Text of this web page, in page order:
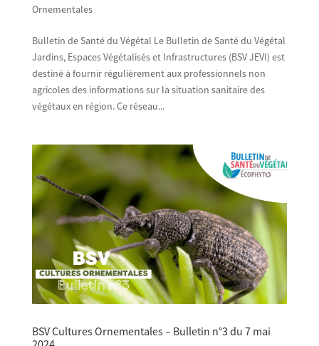
Ornementales
Bulletin de Santé du Végétal Le Bulletin de Santé du Végétal
Jardins, Espaces Végétalisés et Infrastructures (BSV JEVI) est
destiné à fournir régulièrement aux professionnels non
agricoles des informations sur la situation sanitaire des
végétaux en région. Ce réseau...
BSV Cultures Ornementales – Bulletin n°3 du 7 mai